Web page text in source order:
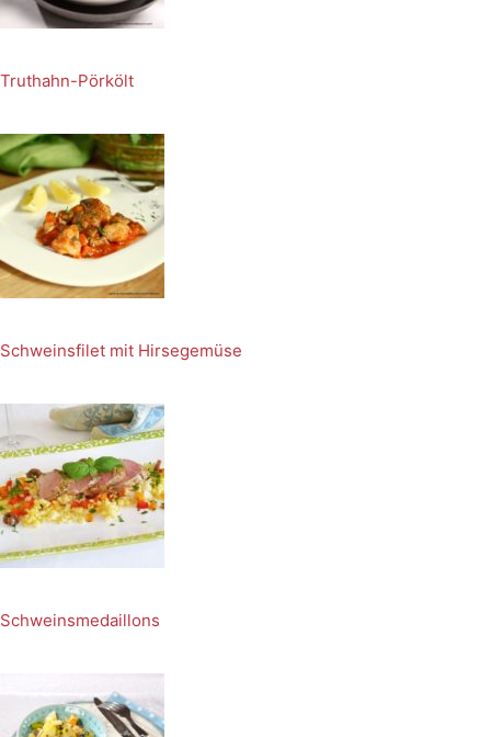
Truthahn-Pörkölt
Schweinsfilet mit Hirsegemüse
Schweinsmedaillons